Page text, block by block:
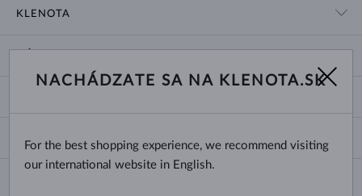
KLENOTA
O NÁS
DODANIE A PLATBA ZA TOVAR
VÝBER SVADOBNÝCH OBRÚČOK
CERTIFIKÁTY PRAVOSTI
TYPY A DĹŽKY RETIAZOK
DĹŽKY NÁRAMKOV
Slovensko
NACHÁDZATE SA NA KLENOTA.SK
For the best shopping experience, we recommend visiting
our international website in English.